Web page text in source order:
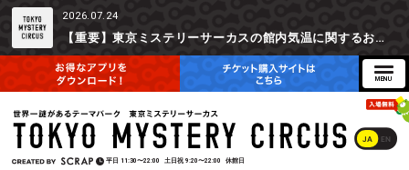
2026.07.24
【重要】東京ミステリーサーカスの館内気温に関するお詫びとご参加辞退時の返金対応について
JA EN
平日 11:30〜22:00 土日祝 9:20〜22:00 休館日